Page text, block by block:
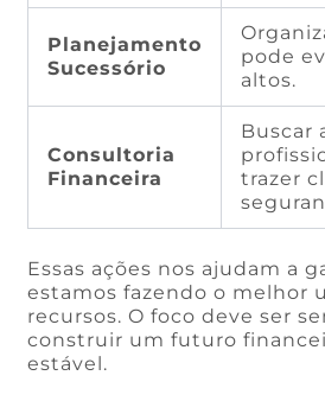
Planejamento
Sucessório
pode
altos.
Consultoria
Financeira
Buscar
trazer
Essas ações nos ajudam a
estamos fazendo o melhor
recursos. O foco deve ser
construir um futuro
estável.